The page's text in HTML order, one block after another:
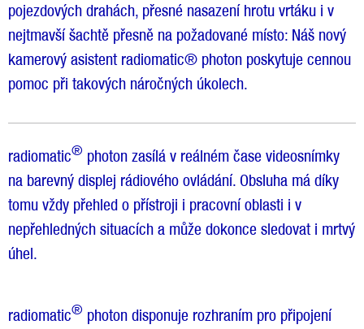
pojezdových drahách, přesné nasazení hrotu vrtáku i v
nejtmavší šachtě přesně na požadované místo: Náš nový
kamerový asistent radiomatic® photon poskytuje cennou
pomoc při takových náročných úkolech.
radiomatic® photon zasílá v reálném čase videosnímky
na barevný displej rádiového ovládání. Obsluha má díky
tomu vždy přehled o přístroji i pracovní oblasti i v
nepřehledných situacích a může dokonce sledovat i mrtvý
úhel.
radiomatic® photon disponuje rozhraním pro připojení